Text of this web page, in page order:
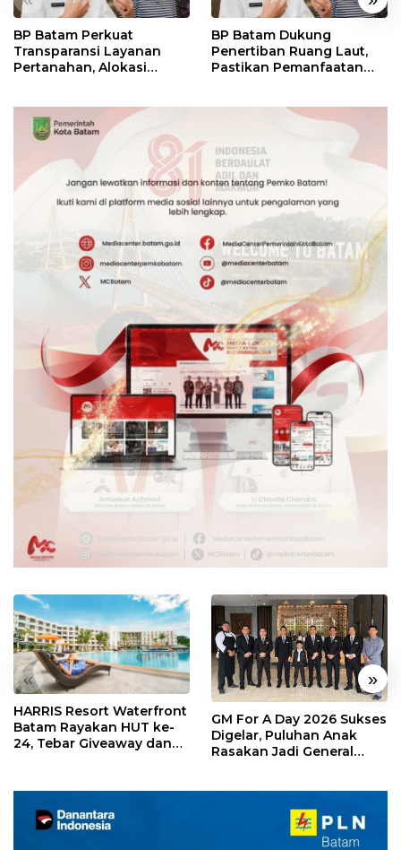
BP Batam Perkuat
Transparansi Layanan
Pertanahan, Alokasi
BP Batam Dukung
Penertiban Ruang Laut,
Pastikan Pemanfaatan
« »
HARRIS Resort Waterfront
Batam Rayakan HUT ke-
24, Tebar Giveaway dan
GM For A Day 2026 Sukses
Digelar, Puluhan Anak
Rasakan Jadi General